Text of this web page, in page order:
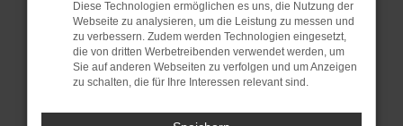
sind.
Veraltete Software birgt nicht nur ein
Sicherheitsrisiko, sondern kann auch dazu
führen, dass bestimmte Funktionen nicht mehr
unterstützt werden.
Wende dich an den Webseitenbetreiber.
Diese Technologien ermöglichen es uns, die Nutzung der
Webseite zu analysieren, um die Leistung zu messen und
zu verbessern. Zudem werden Technologien eingesetzt,
die von dritten Werbetreibenden verwendet werden, um
Sie auf anderen Webseiten zu verfolgen und um Anzeigen
zu schalten, die für Ihre Interessen relevant sind.